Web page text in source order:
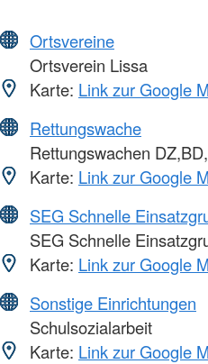
Ortsvereine
Ortsverein Lissa
Karte: Link zur Google
Rettungswache
Rettungswachen
Karte: Link zur Google
SEG Schnelle
SEG Schnelle
Karte: Link zur Google
Sonstige Einrichtungen
Schulsozialarbeit
Karte: Link zur Google